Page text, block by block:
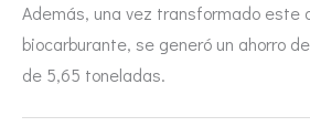
Además, una vez transformado este
biocarburante, se generó un ahorro
de 5,65 toneladas.